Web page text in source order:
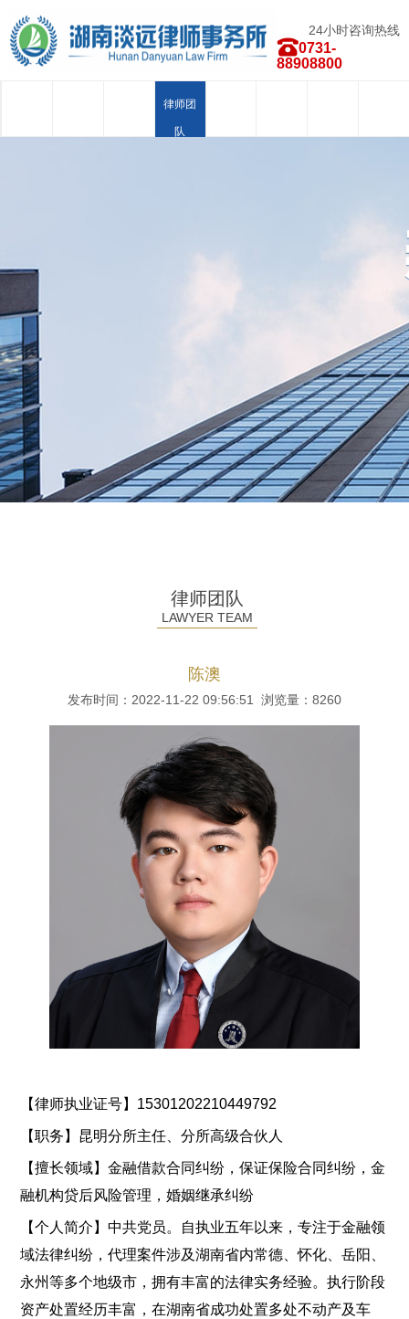
24小时咨询热线
0731-
88908800
律师团
队
律师团队
LAWYER TEAM
陈澳
发布时间：2022-11-22 09:56:51 浏览量： 8260
【律师执业证号】 15301202210449792
【职务】昆明分所主任、分所高级合伙人
【擅长领域】金融借款合同纠纷，保证保险合同纠纷，金
融机构贷后风险管理，婚姻继承纠纷
【个人简介】中共党员。自执业五年以来，专注于金融领
域法律纠纷，代理案件涉及湖南省内常德、怀化、岳阳、
永州等多个地级市，拥有丰富的法律实务经验。执行阶段
资产处置经历丰富，在湖南省成功处置多处不动产及车